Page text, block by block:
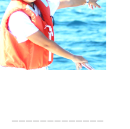
￣￣￣￣￣￣￣￣￣￣￣￣￣